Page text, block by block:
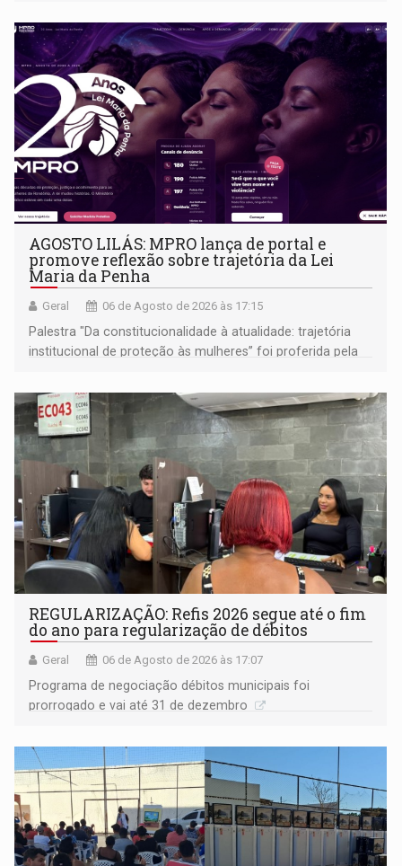
AGOSTO LILÁS: MPRO lança de portal e
promove reflexão sobre trajetória da Lei
Maria da Penha
Geral 06 de Agosto de 2026 às 17:15
Palestra "Da constitucionalidade à atualidade: trajetória
institucional de proteção às mulheres” foi proferida pela
Goiás
REGULARIZAÇÃO: Refis 2026 segue até o fim
do ano para regularização de débitos
Geral 06 de Agosto de 2026 às 17:07
Programa de negociação débitos municipais foi
prorrogado e vai até 31 de dezembro